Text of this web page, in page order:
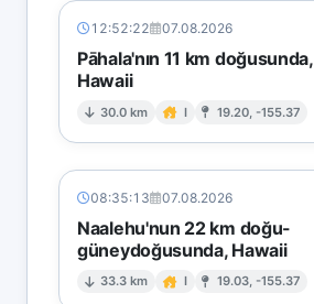
12:52:22 07.08.2026
Pāhala'nın 11 km doğusunda,
Hawaii
30.0 km I 19.20, -155.37
08:35:13 07.08.2026
Naalehu'nun 22 km doğu-
güneydoğusunda, Hawaii
33.3 km I 19.03, -155.37